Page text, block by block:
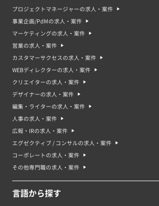
プロジェクトマネージャーの求人・案件
事業企画/PdMの求人・案件
マーケティングの求人・案件
営業の求人・案件
カスタマーサクセスの求人・案件
WEBディレクターの求人・案件
クリエイターの求人・案件
デザイナーの求人・案件
編集・ライターの求人・案件
人事の求人・案件
広報・IRの求人・案件
エグゼクティブ / コンサルの求人・案件
コーポレートの求人・案件
その他専門職の求人・案件
言語から探す